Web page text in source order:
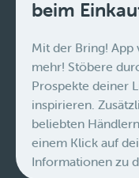
beim
Mit der Bring! App
mehr! Stöbere
Prospekte deiner
inspirieren.
beliebten
einem Klick auf
Informationen zu